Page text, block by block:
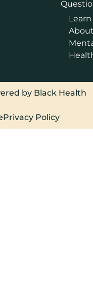
Learn
by Black Health
Privacy Policy